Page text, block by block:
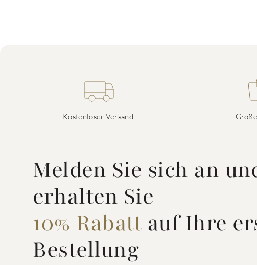
Kostenloser Versand
Melden Sie sich an
erhalten Sie
10% Rabattauf Ihre
Bestellung